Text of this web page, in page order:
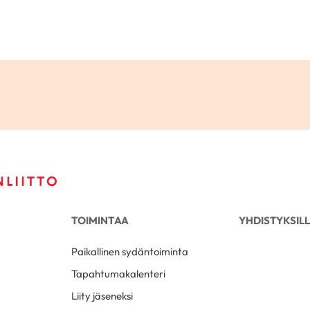
TOIMINTAA
Paikallinen sydäntoiminta
Tapahtumakalenteri
Liity jäseneksi